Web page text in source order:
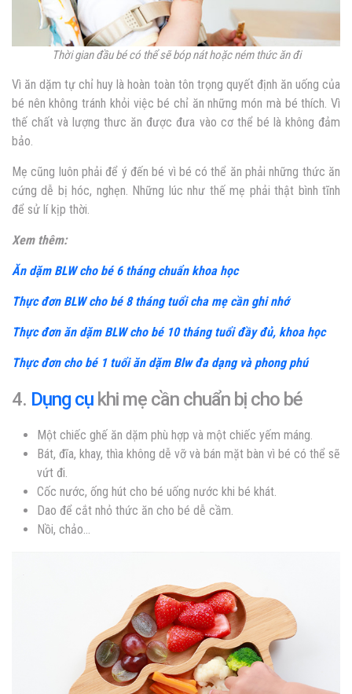
Thời gian đầu bé có thể sẽ bóp nát hoặc ném thức ăn đi
Vì ăn dặm tự chỉ huy là hoàn toàn tôn trọng quyết định ăn uống của
bé nên không tránh khỏi việc bé chỉ ăn những món mà bé thích. Vì
thế chất và lượng thưc ăn được đưa vào cơ thể bé là không đảm
bảo.
Mẹ cũng luôn phải để ý đến bé vì bé có thể ăn phải những thức ăn
cứng dễ bị hóc, nghẹn. Những lúc như thế mẹ phải thật bình tĩnh
để sử lí kịp thời.
Xem thêm:
Ăn dặm BLW cho bé 6 tháng chuẩn khoa học
Thực đơn BLW cho bé 8 tháng tuổi cha mẹ cần ghi nhớ
Thực đơn ăn dặm BLW cho bé 10 tháng tuổi đầy đủ, khoa học
Thực đơn cho bé 1 tuổi ăn dặm Blw đa dạng và phong phú
4. Dụng cụ khi mẹ cần chuẩn bị cho bé
Một chiếc ghế ăn dặm phù hợp và một chiếc yếm máng.
Bát, đĩa, khay, thìa không dễ vỡ và bán mặt bàn vì bé có thể sẽ
vứt đi.
Cốc nước, ống hút cho bé uống nước khi bé khát.
Dao để cắt nhỏ thức ăn cho bé dễ cầm.
Nồi, chảo…